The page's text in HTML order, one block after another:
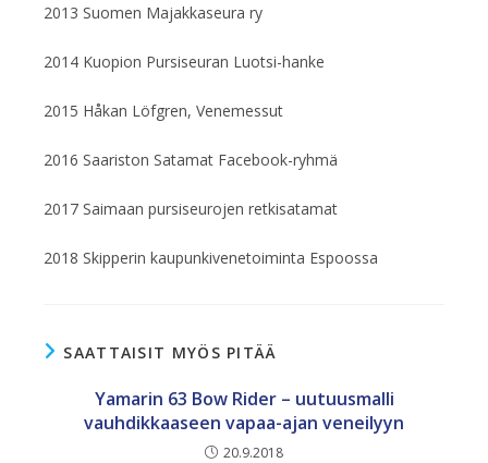
2013 Suomen Majakkaseura ry
2014 Kuopion Pursiseuran Luotsi-hanke
2015 Håkan Löfgren, Venemessut
2016 Saariston Satamat Facebook-ryhmä
2017 Saimaan pursiseurojen retkisatamat
2018 Skipperin kaupunkivenetoiminta Espoossa
SAATTAISIT MYÖS PITÄÄ
Yamarin 63 Bow Rider – uutuusmalli
vauhdikkaaseen vapaa-ajan veneilyyn
20.9.2018